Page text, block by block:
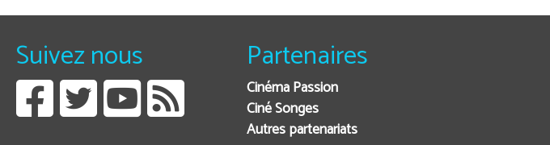
Suivez nous Partenaires
Cinéma Passion
Ciné Songes
Autres partenariats